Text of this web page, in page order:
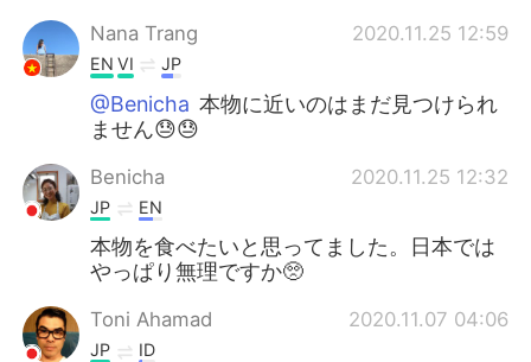
Nana Trang 2020.11.25 12:59
EN VI JP
@Benicha 本物に近いのはまだ見つけられ
ません😓😓
Benicha 2020.11.25 12:32
JP EN
本物を食べたいと思ってました。日本では
やっぱり無理ですか🥺
Toni Ahamad 2020.11.07 04:06
JP ID